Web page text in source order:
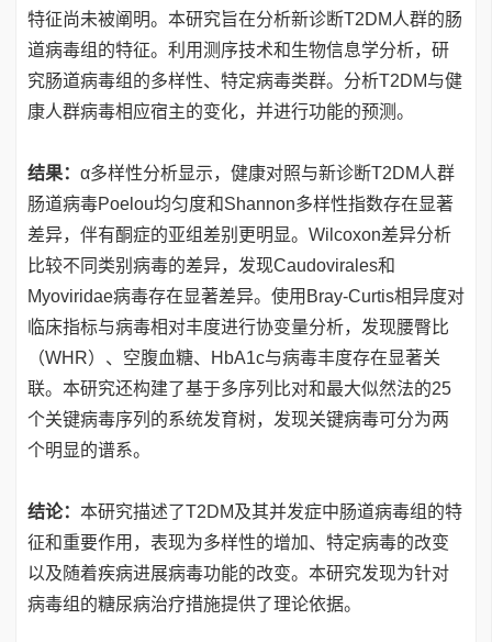
特征尚未被阐明。本研究旨在分析新诊断T2DM人群的肠
道病毒组的特征。利用测序技术和生物信息学分析，研
究肠道病毒组的多样性、特定病毒类群。分析T2DM与健
康人群病毒相应宿主的变化，并进行功能的预测。
结果： α多样性分析显示，健康对照与新诊断T2DM人群
肠道病毒Poelou均匀度和Shannon多样性指数存在显著
差异，伴有酮症的亚组差别更明显。Wilcoxon差异分析
比较不同类别病毒的差异，发现Caudovirales和
Myoviridae病毒存在显著差异。使用Bray-Curtis相异度对
临床指标与病毒相对丰度进行协变量分析，发现腰臀比
（WHR）、空腹血糖、HbA1c与病毒丰度存在显著关
联。本研究还构建了基于多序列比对和最大似然法的25
个关键病毒序列的系统发育树，发现关键病毒可分为两
个明显的谱系。
结论： 本研究描述了T2DM及其并发症中肠道病毒组的特
征和重要作用，表现为多样性的增加、特定病毒的改变
以及随着疾病进展病毒功能的改变。本研究发现为针对
病毒组的糖尿病治疗措施提供了理论依据。